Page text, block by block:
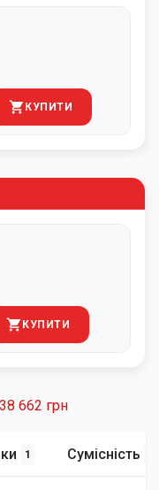
КУПИТИ
КУПИТИ
38 662 грн
1 Сумісність